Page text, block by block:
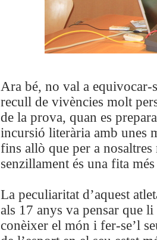
Ara bé, no val a equivocar-
recull de vivències molt
de la prova, quan es
incursió literària amb unes
fins allò que per a
senzillament és una fita
La peculiaritat d’aquest
als 17 anys va pensar que
conèixer el món i fer-se’l